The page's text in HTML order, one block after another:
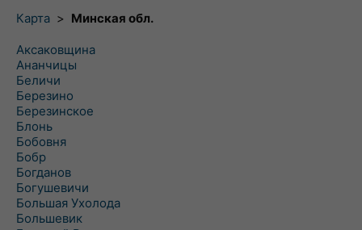
Карта > Минская обл.
Аксаковщина
Ананчицы
Беличи
Березино
Березинское
Блонь
Бобовня
Бобр
Богданов
Богушевичи
Большая Ухолода
Большевик